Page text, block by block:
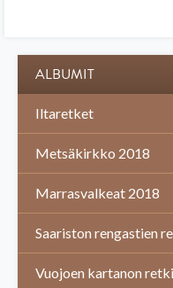
ALBUMIT
Iltaretket
Metsäkirkko 2018
Marrasvalkeat 2018
Saariston rengastien
Vuojoen kartanon